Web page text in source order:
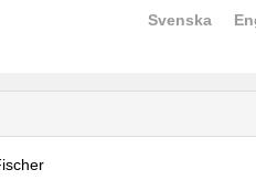
Svenska